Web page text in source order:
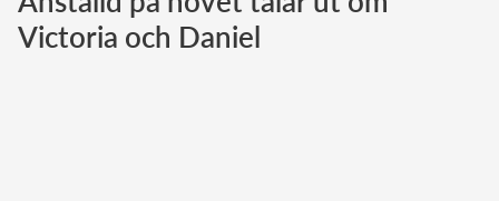
Norska kungahuset
Victoria och Daniel